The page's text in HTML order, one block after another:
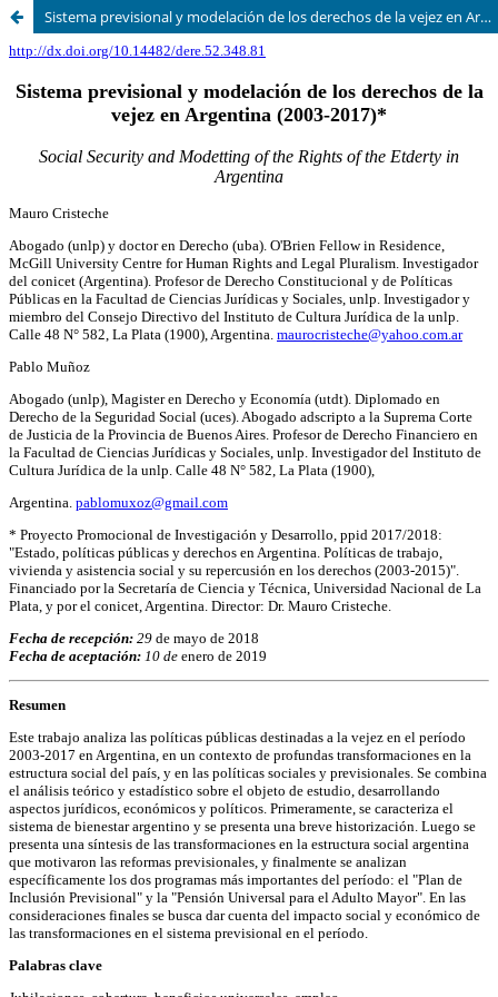
Sistema previsional y modelación de los derechos de la vejez en Argentina (2003-2017)